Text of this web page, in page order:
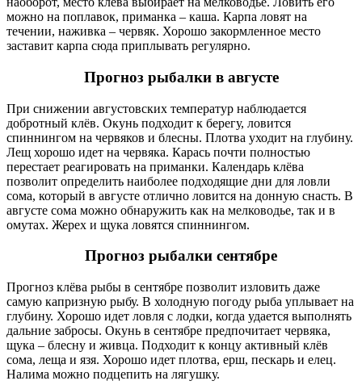
можно на поплавок, приманка – каша. Карпа ловят на
течении, наживка – червяк. Хорошо закормленное место
заставит карпа сюда приплывать регулярно.
Прогноз рыбалки в августе
При снижении августовских температур наблюдается
добротный клёв. Окунь подходит к берегу, ловится
спиннингом на червяков и блесны. Плотва уходит на глубину.
Лещ хорошо идет на червяка. Карась почти полностью
перестает реагировать на приманки. Календарь клёва
позволит определить наиболее подходящие дни для ловли
сома, который в августе отлично ловится на донную снасть. В
августе сома можно обнаружить как на мелководье, так и в
омутах. Жерех и щука ловятся спиннингом.
Прогноз рыбалки сентябре
Прогноз клёва рыбы в сентябре позволит изловить даже
самую капризную рыбу. В холодную погоду рыба уплывает на
глубину. Хорошо идет ловля с лодки, когда удается выполнять
дальние забросы. Окунь в сентябре предпочитает червяка,
щука – блесну и живца. Подходит к концу активный клёв
сома, леща и язя. Хорошо идет плотва, ерш, пескарь и елец.
Налима можно подцепить на лягушку.